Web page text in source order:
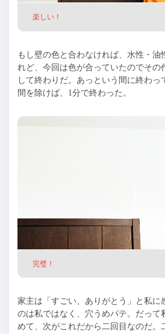
楽しい！
もし壁の色と合わなければ、水性・油
れど、今回は色が合っていたのでその
して終わりだ。あっという間に終わっ
間を除けば、1分で終わった。
完璧！
家主は「すごい、ありがとう」と私に
のは私ではなく、穴うめパテ。だって
めて、次がこれだから二回目なのだ。